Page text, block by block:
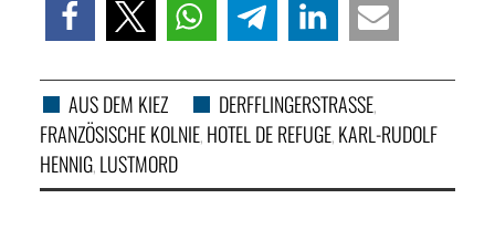
AUS DEM KIEZ DERFFLINGERSTRASSE ,
FRANZÖSISCHE KOLNIE, HOTEL DE REFUGE, KARL-RUDOLF
HENNIG, LUSTMORD